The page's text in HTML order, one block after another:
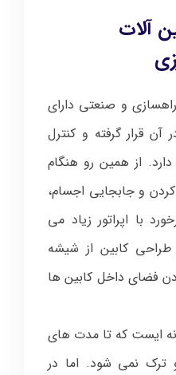
آلات
و صنعتی دارای
آن قرار گرفته و کنترل
از همین رو هنگام
کردن و جابجایی اجسام،
با اپراتور زیاد می
کابین از شیشه
فضای داخل کابین ها
ایست که تا مدت های
ترک نمی شود. اما در